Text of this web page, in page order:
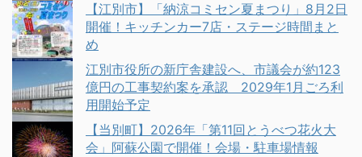
【江別市】「納涼コミセン夏まつり」8月2日
開催！キッチンカー7店・ステージ時間まと
め
江別市役所の新庁舎建設へ、市議会が約123
億円の工事契約案を承認 2029年1月ごろ利
用開始予定
【当別町】2026年「第11回とうべつ花火大
会」阿蘇公園で開催！会場・駐車場情報